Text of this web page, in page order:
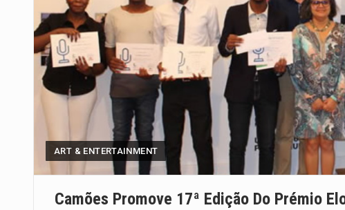
A nova legislação estabelece um prazo
O Departamento de Estado norte-
A final coloca frente a frente duas
ART & ENTERTAINMENT
Camões Promove 17ª Edição Do Prémio